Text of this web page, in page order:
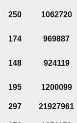
250 1062720
174 969887
148 924119
195 1200099
297
21927961